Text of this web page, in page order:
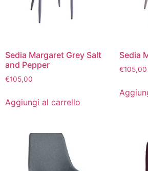
Sedia Margaret Grey Salt
and Pepper
€105,00
Aggiungi al carrello
Sedia
€105,00